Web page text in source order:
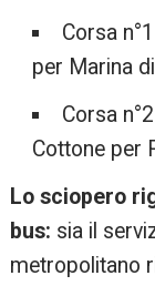
Corsa
per Marina
Corsa
Cottone per
Lo sciopero
bus: sia il
metropolitano